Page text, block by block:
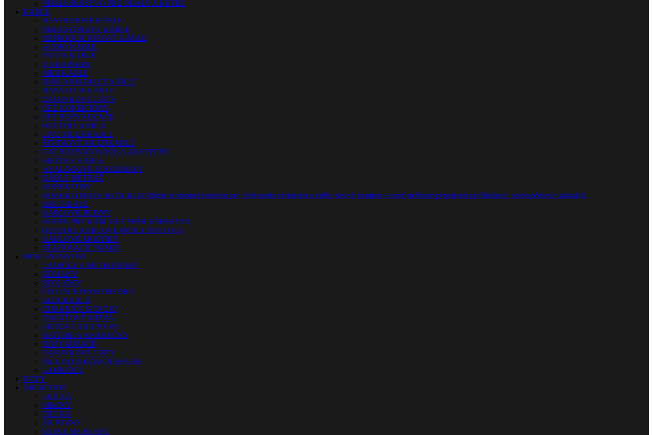
PRÍSLUŠENSTVO PRE OBALY A KUFRE
KÁBLE
NÁSTROJOVÉ KÁBLE
MIKROFÓNOVÉ KÁBLE
REPRODUKTOROVÉ KÁBLE
AUDIO KÁBLE
PATCH KÁBLE
Y ADAPTÉRY
MIDI KÁBLE
DMX A RIADIACE KÁBLE
NAPÁJACIE KÁBLE
ZÁSUVKOVÉ LIŠTY
CEE KONEKTORY
CEE ROZVÁDZAČE
OSTATNÉ KÁBLE
LIVE MULTIKÁBLE
ŠTÚDIOVÉ MULTIKÁBLE
CAT ROZBOČOVAČE A ADAPTÉRY
SIEŤOVÉ KÁBLE
ANALÓGOVÉ STAGEBOXY
KÁBLE METRÁŽ
KONEKTORY
KONEKTOROVÉ REDUKCIENájdite si vhodnú redukciu pre Vaše audio zariadenie a zažite skvelý komfort + nové možnosti prepojenia pri štúdiovej, alebo pódiovej aplikácii.
PATCHBAYE
KÁBLOVÉ BUBNY
KUFRE PRE KÁBLOVÉ PRÍSLUŠENSTVO
OSTATNÉ KÁBLOVÉ PRÍSLUŠENSTVO
KÁBLOVÉ MOSTÍKY
SŤAHOVACIE PÁSKY
PRÍSLUŠENSTVO
LADIČKY A METRONÓMY
STOJANY
STOLIČKY
ČISTIACE PROSTRIEDKY
SLÚCHADLÁ
CHRÁNIČE SLUCHU
PAMÄŤOVÉ MÉDIÁ
SIEŤOVÉ ADAPTÉRY
BATÉRIE A NABÍJAČKY
ROZVÁDZAČE
ZÁSUVKOVÉ LIŠTY
MULTIFUNKČNÉ NÁRADIE
LAMPIČKY
NOTY
OBLEČENIE
TRIČKÁ
MIKINY
TIELKA
ŠILTOVKY
ŠATKY NA HLAVU